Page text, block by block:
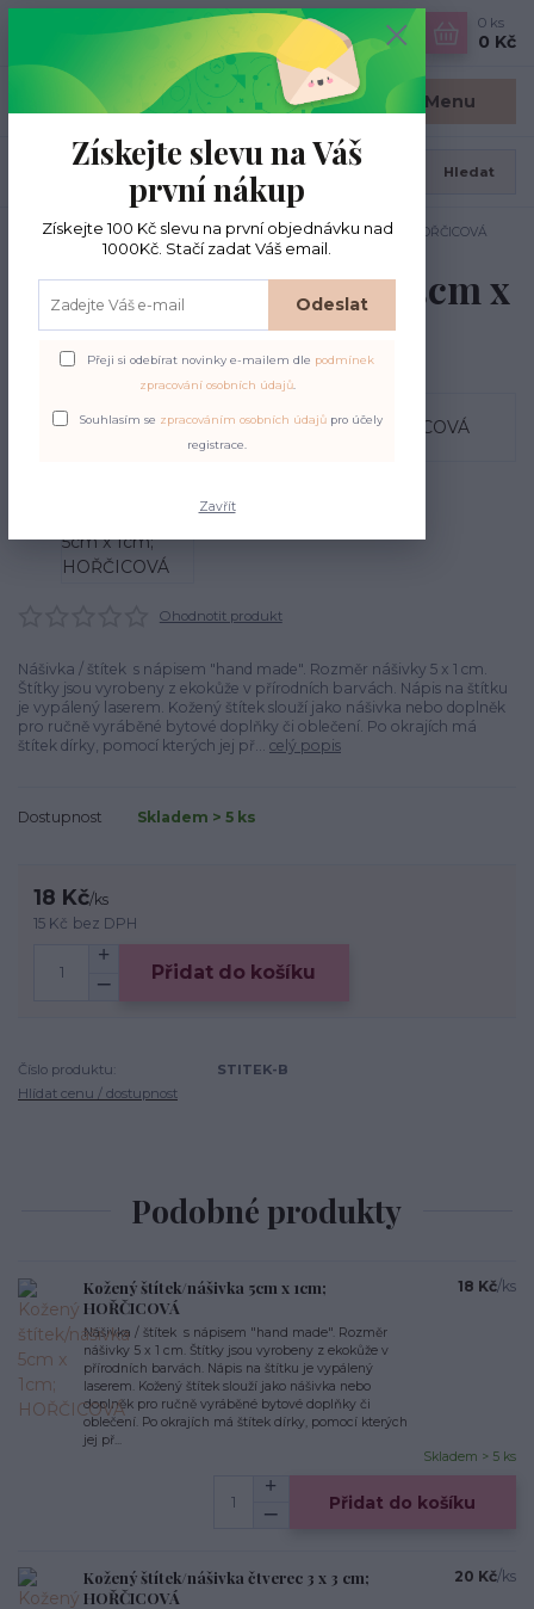
Menu
CZK
Hledat
0 ks
0 Kč
Úvod Kožené štítky Kožený štítek/nášivka 5cm x 1cm; HOŘČICOVÁ
Kožený štítek/nášivka 5cm x
1cm; HOŘČICOVÁ
Ohodnotit produkt
Nášivka / štítek s nápisem "hand made". Rozměr nášivky 5 x 1 cm.
Štítky jsou vyrobeny z ekokůže v přírodních barvách. Nápis na štítku
je vypálený laserem. Kožený štítek slouží jako nášivka nebo doplněk
pro ručně vyráběné bytové doplňky či oblečení. Po okrajích má
štítek dírky, pomocí kterých jej př... celý popis
Dostupnost Skladem > 5 ks
18 Kč/ks
15 Kč bez DPH
Přidat do košíku
Číslo produktu:
STITEK-B
Hlídat cenu / dostupnost
Podobné produkty
Kožený štítek/nášivka 5cm x 1cm;
HOŘČICOVÁ
Nášivka / štítek s nápisem "hand made". Rozměr
nášivky 5 x 1 cm. Štítky jsou vyrobeny z ekokůže v
přírodních barvách. Nápis na štítku je vypálený
laserem. Kožený štítek slouží jako nášivka nebo
doplněk pro ručně vyráběné bytové doplňky či
oblečení. Po okrajích má štítek dírky, pomocí kterých
jej př...
18 Kč/ks
Skladem > 5 ks
Přidat do košíku
Kožený štítek/nášivka čtverec 3 x 3 cm;
HOŘČICOVÁ
20 Kč/ks
Získejte slevu na Váš
první nákup
Získejte 100 Kč slevu na první objednávku nad
1000Kč. Stačí zadat Váš email.
Odeslat
Přeji si odebírat novinky e-mailem dle podmínek
zpracování osobních údajů.
Souhlasím se zpracováním osobních údajůpro účely
registrace.
Zavřít